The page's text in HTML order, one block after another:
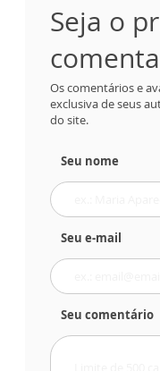
Seja o
Os comentários e
exclusiva de seus
do site.
Seu nome
Seu e-mail
Seu comentário